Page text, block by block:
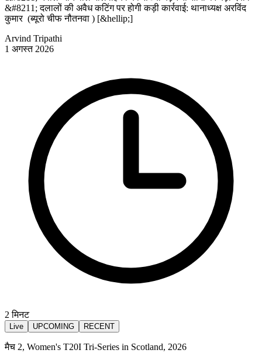
&#8211; दलालों की अवैध कटिंग पर होगी कड़ी कार्रवाई: थानाध्यक्ष अरविंद
कुमार (ब्यूरो चीफ नौतनवा ) [&hellip;]
Arvind Tripathi
1 अगस्त 2026
2 मिनट
Live UPCOMING RECENT
मैच 2, Women's T20I Tri-Series in Scotland, 2026